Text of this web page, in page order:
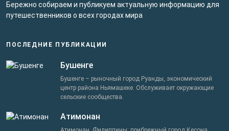
Бережно собираем и публикуем актуальную информацию для
путешественников о всех городах мира
ПОСЛЕДНИЕ ПУБЛИКАЦИИ
Бушенге
Бушенге – рыночный город Руанды, экономический
центр района Ньямашеке. Обслуживает окружающие
сельские сообщества.
Атимонан